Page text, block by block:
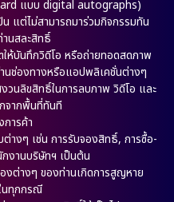
แบบ digital autographs)
แต่ไม่สามารถมาร่วมกิจกรรมทัน
านสละสิทธิ์
ห้บันทึกวิดีโอ หรือถ่ายทอดสดภาพ
ช่องทางหรือแอปพลิเคชั่นต่างๆ
วนลิขสิทธิ์ในการลบภาพ วิดีโอ และ
จากพื้นที่ทันที
การค้า
างๆ เช่น การรับจองสิทธิ์, การซื้อ-
งานบริษัทฯ เป็นต้น
ต่างๆ ของท่านเกิดการสูญหาย
นทุกกรณี